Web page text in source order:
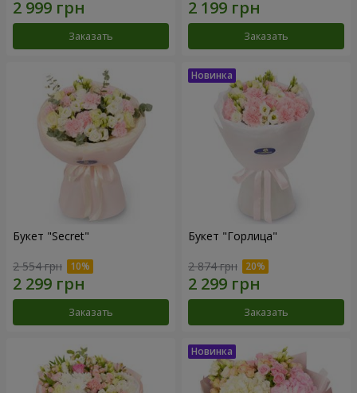
Заказать Заказать
Букет "Secret"
2 554 грн
Заказать
Букет "Горлица"
2 874 грн
Заказать